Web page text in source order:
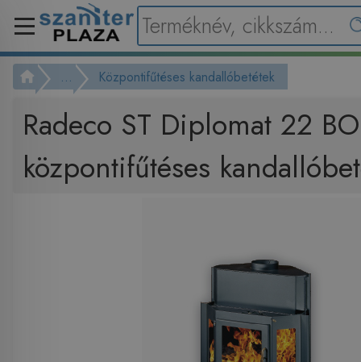
... Központifűtéses kandallóbetétek
Radeco ST Diplomat 22 BO
központifűtéses